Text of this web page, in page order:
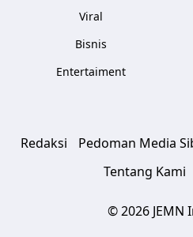
Viral
Bisnis
Entertaiment
Redaksi Pedoman Media
Tentang Kami
© 2026 JEMN